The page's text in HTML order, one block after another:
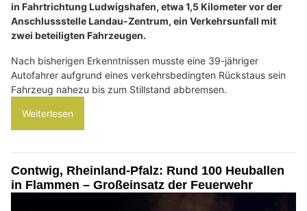
in Fahrtrichtung Ludwigshafen, etwa 1,5 Kilometer vor der
Anschlussstelle Landau-Zentrum, ein Verkehrsunfall mit
zwei beteiligten Fahrzeugen.
Nach bisherigen Erkenntnissen musste eine 39-jähriger
Autofahrer aufgrund eines verkehrsbedingten Rückstaus sein
Fahrzeug nahezu bis zum Stillstand abbremsen.
Weiterlesen
Contwig, Rheinland-Pfalz: Rund 100 Heuballen
in Flammen – Großeinsatz der Feuerwehr